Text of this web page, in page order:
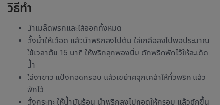
วิธีทำ
นำเมล็ดพริกและไส้ออกทั้งหมด
ตั้งน้ำให้เดือด แล้วนำพริกลงไปต้ม ใส่เกลือลงไปพอประมาณ
ใช้เวลาต้ม 15 นาที ให้พริกสุกพองนิ่ม ตักพริกพักไว้ให้สะเด็ด
น้ำ
ใส่งาขาว แป้งทอดกรอบ แล้วเขย่าคลุกเคล้าให้ทั่วพริก แล้ว
พักไว้
ตั้งกระทะ ให้น้ำมันร้อน นำพริกลงไปทอดให้กรอบ แล้วตักขึ้น